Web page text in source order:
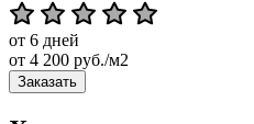
от 6 дней
от 4 200 руб./м2
Заказать